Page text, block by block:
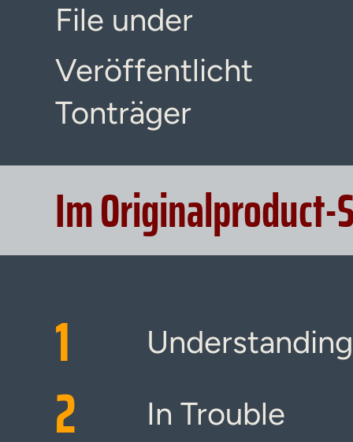
File under
Veröffentlicht
Tonträger
Im
1 Understanding
2 In Trouble